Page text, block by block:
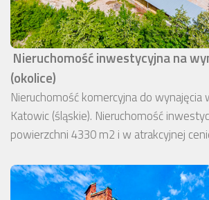
Nieruchomość inwestycyjna na
(okolice)
Nieruchomość komercyjna do wynajęcia
Katowic (śląskie). Nieruchomość
powierzchni 4330 m2 i w atrakcyjnej